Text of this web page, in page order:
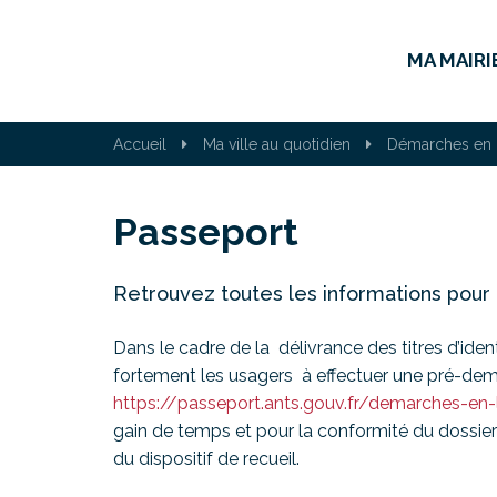
MA
Accueil Ma ville au quotidien Démarches en
Passeport
Retrouvez toutes les informations
Dans le cadre de la délivrance des titres
fortement les usagers à effectuer une pré-
https://passeport.ants.gouv.fr/demarches-
gain de temps et pour la conformité du
du dispositif de recueil.